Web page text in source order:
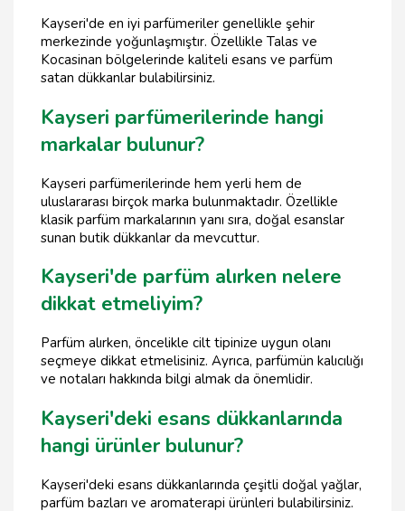
Kayseri'de en iyi parfümeriler genellikle şehir
merkezinde yoğunlaşmıştır. Özellikle Talas ve
Kocasinan bölgelerinde kaliteli esans ve parfüm
satan dükkanlar bulabilirsiniz.
Kayseri parfümerilerinde hangi
markalar bulunur?
Kayseri parfümerilerinde hem yerli hem de
uluslararası birçok marka bulunmaktadır. Özellikle
klasik parfüm markalarının yanı sıra, doğal esanslar
sunan butik dükkanlar da mevcuttur.
Kayseri'de parfüm alırken nelere
dikkat etmeliyim?
Parfüm alırken, öncelikle cilt tipinize uygun olanı
seçmeye dikkat etmelisiniz. Ayrıca, parfümün kalıcılığı
ve notaları hakkında bilgi almak da önemlidir.
Kayseri'deki esans dükkanlarında
hangi ürünler bulunur?
Kayseri'deki esans dükkanlarında çeşitli doğal yağlar,
parfüm bazları ve aromaterapi ürünleri bulabilirsiniz.